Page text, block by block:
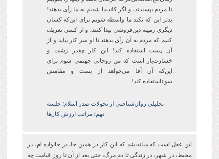
تا مردم بپسندند، و اگر کاندیدا شدیم به ما رأی بدهند!
بدتر این که نکند ما واسطه شویم برای این‌که کسان
دیگری زمینه دین‌فروشی پیدا کنند، و از کسی تعریف
کنیم که مردم به آن رأی ‌بدهند تا او سر کار بیاید و از
آن پست‌ استفاده کند! این کار چقدر زشت و
خسارتبار است که منِ روحانی جهنمی شوم برای
اینکه آن آقا می‌خواهد از پست و مقامش
سوءاستفاده کند!
تحلیلی روان‌شناختی از تحولات صدر اسلام؛ جلسه
نهم؛ مراتب ارزش کارها
این عقل است که میاندیشد که این کار در همین جا، در خانواده ام، در
محیط، در شهر، در زندگی تا دم مرگ، حتی بعد از آن تا روز قیامت چه